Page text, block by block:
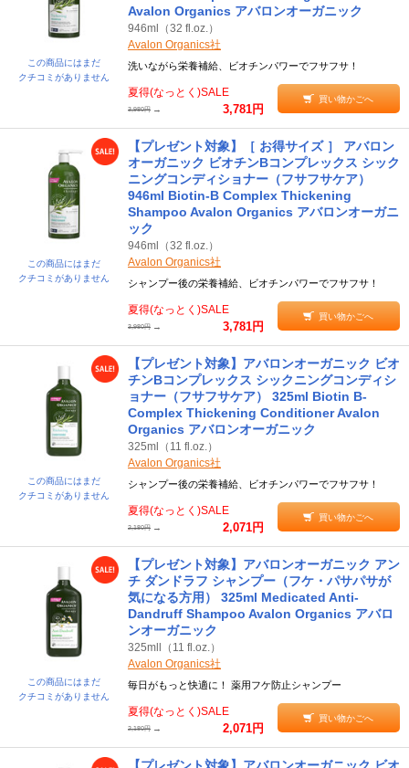
この商品にはまだ
クチコミがありません
Avalon Organics アバロンオーガニック
946ml（32 fl.oz.）
Avalon Organics社
洗いながら栄養補給、ビオチンパワーでフサフサ！
夏得(なっとく)SALE
3,980円 → 3,781円
買い物かごへ
この商品にはまだ
クチコミがありません
【プレゼント対象】［ お得サイズ ］ アバロン
オーガニック ビオチンBコンプレックス シック
ニングコンディショナー（フサフサケア）
946ml Biotin-B Complex Thickening
Shampoo Avalon Organics アバロンオーガニ
ック
946ml（32 fl.oz.）
Avalon Organics社
シャンプー後の栄養補給、ビオチンパワーでフサフサ！
夏得(なっとく)SALE
3,980円 → 3,781円
買い物かごへ
この商品にはまだ
クチコミがありません
【プレゼント対象】アバロンオーガニック ビオ
チンBコンプレックス シックニングコンディシ
ョナー（フサフサケア） 325ml Biotin B-
Complex Thickening Conditioner Avalon
Organics アバロンオーガニック
325ml（11 fl.oz.）
Avalon Organics社
シャンプー後の栄養補給、ビオチンパワーでフサフサ！
夏得(なっとく)SALE
2,180円 → 2,071円
買い物かごへ
この商品にはまだ
クチコミがありません
【プレゼント対象】アバロンオーガニック アン
チ ダンドラフ シャンプー（フケ・パサパサが
気になる方用） 325ml Medicated Anti-
Dandruff Shampoo Avalon Organics アバロ
ンオーガニック
325mll（11 fl.oz.）
Avalon Organics社
毎日がもっと快適に！ 薬用フケ防止シャンプー
夏得(なっとく)SALE
2,180円 → 2,071円
買い物かごへ